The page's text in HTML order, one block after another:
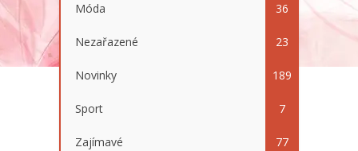
Móda 36
Nezařazené 23
Novinky 189
Sport 7
Zajímavé 77